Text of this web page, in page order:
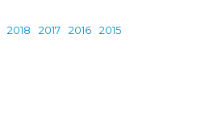
2018 2017 2016 2015